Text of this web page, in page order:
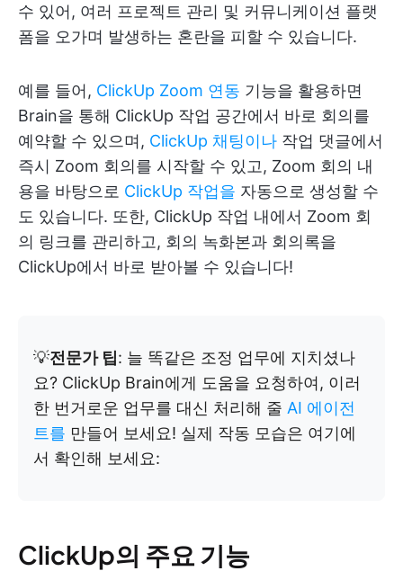
수 있어, 여러 프로젝트 관리 및 커뮤니케이션 플랫
폼을 오가며 발생하는 혼란을 피할 수 있습니다.
예를 들어, ClickUp Zoom 연동 기능을 활용하면
Brain을 통해 ClickUp 작업 공간에서 바로 회의를
예약할 수 있으며, ClickUp 채팅이나 작업 댓글에서
즉시 Zoom 회의를 시작할 수 있고, Zoom 회의 내
용을 바탕으로 ClickUp 작업을 자동으로 생성할 수
도 있습니다. 또한, ClickUp 작업 내에서 Zoom 회
의 링크를 관리하고, 회의 녹화본과 회의록을
ClickUp에서 바로 받아볼 수 있습니다!
💡전문가 팁: 늘 똑같은 조정 업무에 지치셨나
요? ClickUp Brain에게 도움을 요청하여, 이러
한 번거로운 업무를 대신 처리해 줄 AI 에이전
트를 만들어 보세요! 실제 작동 모습은 여기에
서 확인해 보세요:
ClickUp의 주요 기능